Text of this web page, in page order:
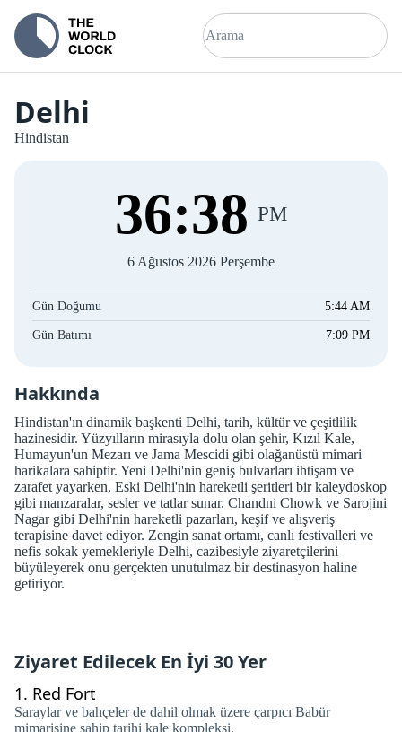
Delhi
Hindistan
36:38 PM
6 Ağustos 2026 Perşembe
Gün Doğumu 5:44 AM
Gün Batımı 7:09 PM
Hakkında
Hindistan'ın dinamik başkenti Delhi, tarih, kültür ve çeşitlilik
hazinesidir. Yüzyılların mirasıyla dolu olan şehir, Kızıl Kale,
Humayun'un Mezarı ve Jama Mescidi gibi olağanüstü mimari
harikalara sahiptir. Yeni Delhi'nin geniş bulvarları ihtişam ve
zarafet yayarken, Eski Delhi'nin hareketli şeritleri bir kaleydoskop
gibi manzaralar, sesler ve tatlar sunar. Chandni Chowk ve Sarojini
Nagar gibi Delhi'nin hareketli pazarları, keşif ve alışveriş
terapisine davet ediyor. Zengin sanat ortamı, canlı festivalleri ve
nefis sokak yemekleriyle Delhi, cazibesiyle ziyaretçilerini
büyüleyerek onu gerçekten unutulmaz bir destinasyon haline
getiriyor.
Ziyaret Edilecek En İyi 30 Yer
1. Red Fort
Saraylar ve bahçeler de dahil olmak üzere çarpıcı Babür
mimarisine sahip tarihi kale kompleksi.